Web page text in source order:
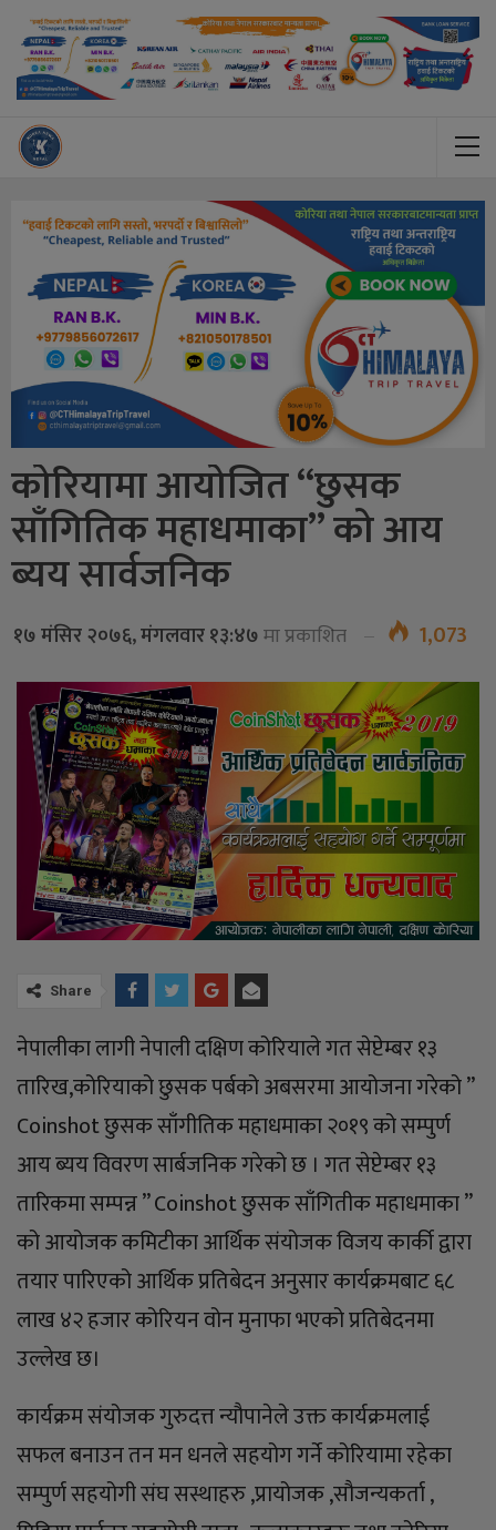
कोरियामा आयोजित “छुसक
साँगितिक महाधमाका” को आय
ब्यय सार्वजनिक
१७ मंसिर २०७६, मंगलवार १३:४७मा प्रकाशित 1,073
Share
नेपालीका लागी नेपाली दक्षिण कोरियाले गत सेप्टेम्बर १३
तारिख,कोरियाको छुसक पर्बको अबसरमा आयोजना गरेको ”
Coinshot छुसक साँगीतिक महाधमाका २०१९ को सम्पुर्ण
आय ब्यय विवरण सार्बजनिक गरेको छ । गत सेप्टेम्बर १३
तारिकमा सम्पन्न ” Coinshot छुसक साँगितीक महाधमाका ”
को आयोजक कमिटीका आर्थिक संयोजक विजय कार्की द्वारा
तयार पारिएको आर्थिक प्रतिबेदन अनुसार कार्यक्रमबाट ६८
लाख ४२ हजार कोरियन वोन मुनाफा भएको प्रतिबेदनमा
उल्लेख छ।
कार्यक्रम संयोजक गुरुदत्त न्यौपानेले उक्त कार्यक्रमलाई
सफल बनाउन तन मन धनले सहयोग गर्ने कोरियामा रहेका
सम्पुर्ण सहयोगी संघ सस्थाहरु ,प्रायोजक ,सौजन्यकर्ता ,